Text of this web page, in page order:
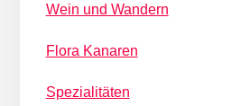
Wein und Wandern
Flora Kanaren
Spezialitäten